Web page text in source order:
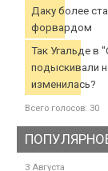
Даку более
форвардом
Так Угальде в
подыскивали
изменилась?
Всего голосов: 30
3 Августа